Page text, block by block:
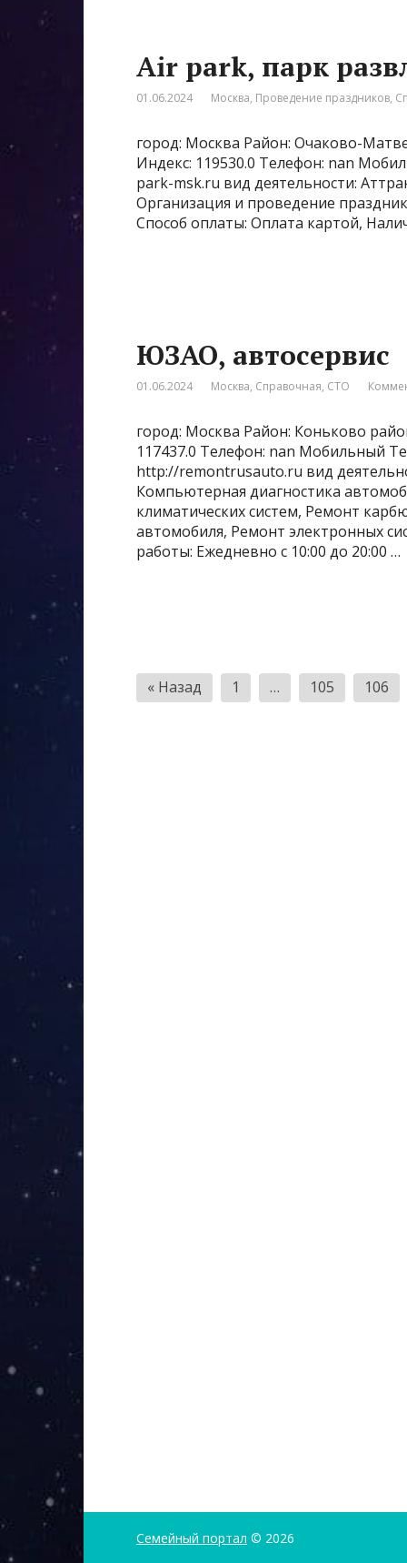
Air park, парк
01.06.2024 Москва, Проведение праздников,
город: Москва Район: Очаково-
Индекс: 119530.0 Телефон: nan
park-msk.ru вид деятельности:
Организация и проведение
Способ оплаты: Оплата картой,
ЮЗАО, автосервис
01.06.2024 Москва, Справочная, СТО
город: Москва Район: Коньково
117437.0 Телефон: nan Мобильный
http://remontrusauto.ru вид
Компьютерная диагностика
климатических систем, Ремонт
автомобиля, Ремонт электронных
работы: Ежедневно с 10:00 до 20:00 …
Пагинация
записей
« Назад 1 … 105 106
Семейный портал © 2026